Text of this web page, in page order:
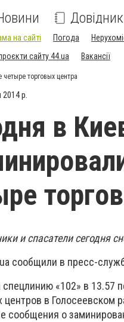
Довідник
на сайті Погода
сайту 44.ua
Вакансії
торговых центра
2014 р.
в
и спасатели сегодня
сообщили в пресс-
спецлинию «102» в 13.57
центров в Голосеевском
сообщения о